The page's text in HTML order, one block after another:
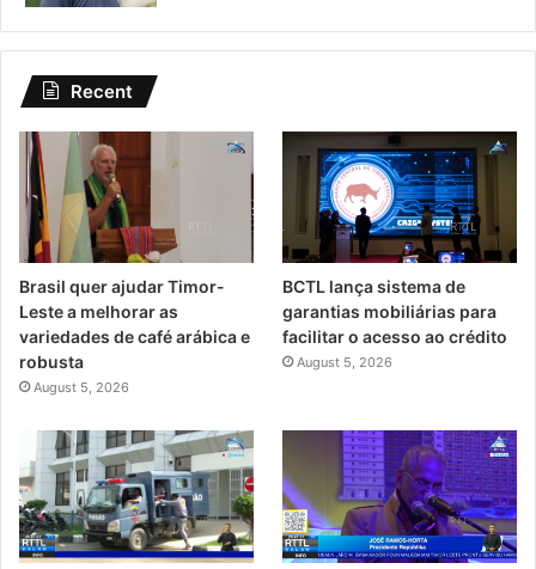
Recent
Brasil quer ajudar Timor-
Leste a melhorar as
variedades de café arábica e
robusta
August 5, 2026
BCTL lança sistema de
garantias mobiliárias para
facilitar o acesso ao crédito
August 5, 2026